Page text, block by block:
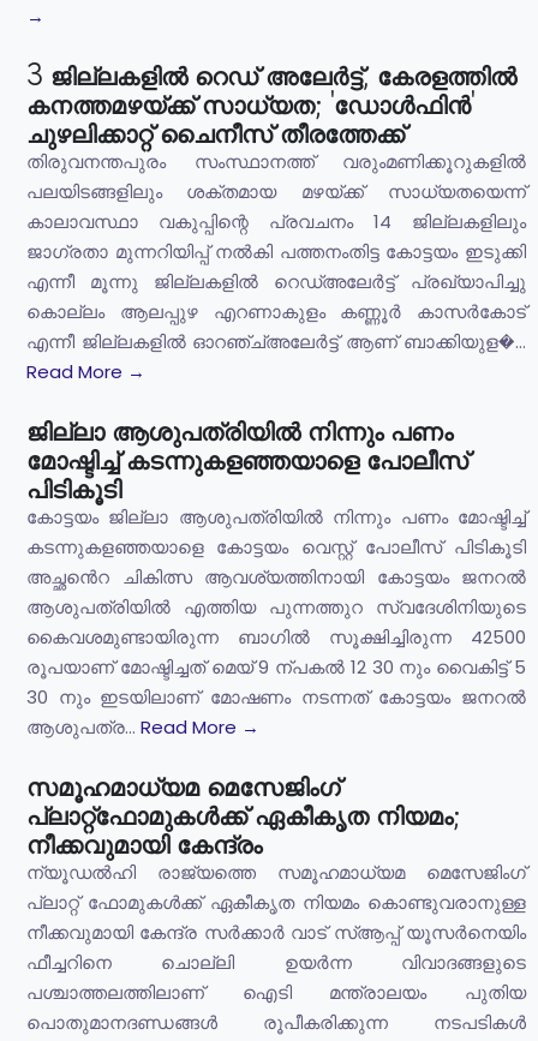
→
3 ജില്ലകളിൽ റെഡ് അലേർട്ട്, കേരളത്തിൽ
കനത്തമഴയ്ക്ക് സാധ്യത; 'ഡോൾഫിൻ'
ചുഴലിക്കാറ്റ് ചൈനീസ് തീരത്തേക്ക്
തിരുവനന്തപുരം സംസ്ഥാനത്ത് വരുംമണിക്കൂറുകളിൽ
പലയിടങ്ങളിലും ശക്തമായ മഴയ്ക്ക് സാധ്യതയെന്ന്
കാലാവസ്ഥാ വകുപ്പിന്റെ പ്രവചനം 14 ജില്ലകളിലും
ജാഗ്രതാ മുന്നറിയിപ്പ് നൽകി പത്തനംതിട്ട കോട്ടയം ഇടുക്കി
എന്നീ മൂന്നു ജില്ലകളിൽ റെഡ്അലേർട്ട് പ്രഖ്യാപിച്ചു
കൊല്ലം ആലപ്പുഴ എറണാകുളം കണ്ണൂർ കാസർകോട്
എന്നീ ജില്ലകളിൽ ഓറഞ്ച്അലേർട്ട് ആണ് ബാക്കിയുള�...
Read More →
ജില്ലാ ആശുപത്രിയിൽ നിന്നും പണം
മോഷ്ടിച്ച് കടന്നുകളഞ്ഞയാളെ പോലീസ്
പിടികൂടി
കോട്ടയം ജില്ലാ ആശുപത്രിയിൽ നിന്നും പണം മോഷ്ടിച്ച്
കടന്നുകളഞ്ഞയാളെ കോട്ടയം വെസ്റ്റ് പോലീസ് പിടികൂടി
അച്ഛൻെറ ചികിത്സ ആവശ്യത്തിനായി കോട്ടയം ജനറൽ
ആശുപത്രിയിൽ എത്തിയ പുന്നത്തുറ സ്വദേശിനിയുടെ
കൈവശമുണ്ടായിരുന്ന ബാഗിൽ സൂക്ഷിച്ചിരുന്ന 42500
രൂപയാണ് മോഷ്ടിച്ചത് മെയ് 9 ന്പകൽ 12 30 നും വൈകിട്ട് 5
30 നും ഇടയിലാണ് മോഷണം നടന്നത് കോട്ടയം ജനറൽ
ആശുപത്ര... Read More →
സമൂഹമാധ്യമ മെസേജിംഗ്
പ്ലാറ്റ്‌ഫോമുകള്‍ക്ക് ഏകീകൃത നിയമം;
നീക്കവുമായി കേന്ദ്രം
ന്യൂഡൽഹി രാജ്യത്തെ സമൂഹമാധ്യമ മെസേജിംഗ്
പ്ലാറ്റ് ഫോമുകൾക്ക് ഏകീകൃത നിയമം കൊണ്ടുവരാനുള്ള
നീക്കവുമായി കേന്ദ്ര സർക്കാർ വാട് സ്ആപ്പ് യൂസർനെയിം
ഫീച്ചറിനെ ചൊല്ലി ഉയർന്ന വിവാദങ്ങളുടെ
പശ്ചാത്തലത്തിലാണ് ഐടി മന്ത്രാലയം പുതിയ
പൊതുമാനദണ്ഡങ്ങൾ രൂപീകരിക്കുന്ന നടപടികൾ